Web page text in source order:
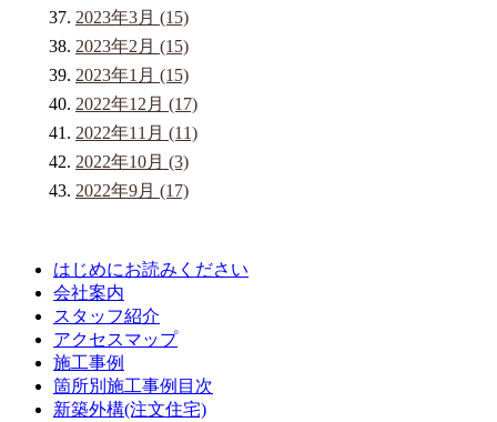
2023年3月 (15)
2023年2月 (15)
2023年1月 (15)
2022年12月 (17)
2022年11月 (11)
2022年10月 (3)
2022年9月 (17)
はじめにお読みください
会社案内
スタッフ紹介
アクセスマップ
施工事例
箇所別施工事例目次
新築外構(注文住宅)